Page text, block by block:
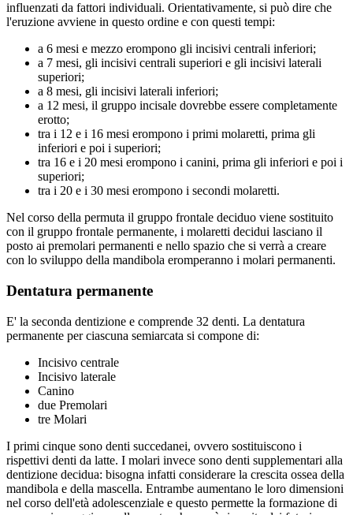
influenzati da fattori individuali. Orientativamente, si può dire che
l'eruzione avviene in questo ordine e con questi tempi:
a 6 mesi e mezzo erompono gli incisivi centrali inferiori;
a 7 mesi, gli incisivi centrali superiori e gli incisivi laterali
superiori;
a 8 mesi, gli incisivi laterali inferiori;
a 12 mesi, il gruppo incisale dovrebbe essere completamente
erotto;
tra i 12 e i 16 mesi erompono i primi molaretti, prima gli
inferiori e poi i superiori;
tra 16 e i 20 mesi erompono i canini, prima gli inferiori e poi i
superiori;
tra i 20 e i 30 mesi erompono i secondi molaretti.
Nel corso della permuta il gruppo frontale deciduo viene sostituito
con il gruppo frontale permanente, i molaretti decidui lasciano il
posto ai premolari permanenti e nello spazio che si verrà a creare
con lo sviluppo della mandibola eromperanno i molari permanenti.
Dentatura permanente
E' la seconda dentizione e comprende 32 denti. La dentatura
permanente per ciascuna semiarcata si compone di:
Incisivo centrale
Incisivo laterale
Canino
due Premolari
tre Molari
I primi cinque sono denti succedanei, ovvero sostituiscono i
rispettivi denti da latte. I molari invece sono denti supplementari alla
dentizione decidua: bisogna infatti considerare la crescita ossea della
mandibola e della mascella. Entrambe aumentano le loro dimensioni
nel corso dell'età adolescenziale e questo permette la formazione di